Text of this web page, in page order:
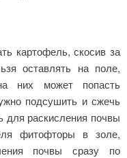
картофель, скосив за
оставлять на поле,
них может попасть
подсушить и сжечь
для раскисления почвы
фитофторы в золе,
почвы сразу по